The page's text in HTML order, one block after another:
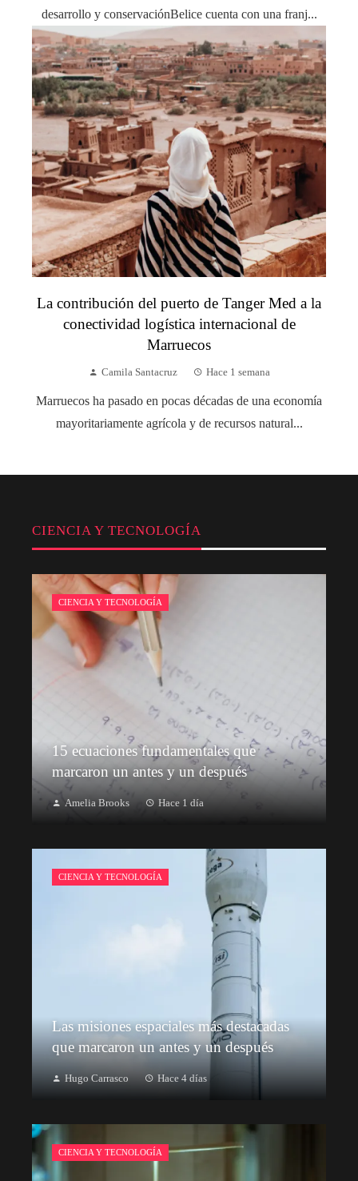
desarrollo y conservaciónBelice cuenta con una franj...
La contribución del puerto de Tanger Med a la
conectividad logística internacional de
Marruecos
Camila Santacruz Hace 1 semana
Marruecos ha pasado en pocas décadas de una economía
mayoritariamente agrícola y de recursos natural...
CIENCIA Y TECNOLOGÍA
CIENCIA Y TECNOLOGÍA
15 ecuaciones fundamentales que
marcaron un antes y un después
Amelia Brooks Hace 1 día
CIENCIA Y TECNOLOGÍA
Las misiones espaciales más destacadas
que marcaron un antes y un después
Hugo Carrasco Hace 4 días
CIENCIA Y TECNOLOGÍA